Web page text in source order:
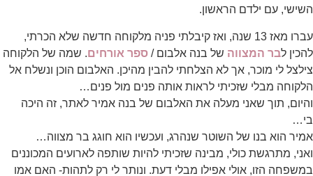
השישי, עם ילדם הראשון.
עברו מאז 13 שנה, ואז קיבלתי פניה מלקוחה חדשה שלא הכרתי,
להכין לבר המצווה של בנה אלבום / ספר אורחים. שמה של הלקוחה
צילצל לי מוכר, אך לא הצלחתי להבין מהיכן. האלבום הוכן ונשלח אל
הלקוחה מבלי שזכיתי לראות אותה פנים מול פנים…
והיום, תוך שאני מעלה את האלבום של בנה אמיר לאתר, זה היכה
בי…
אמיר הוא בנו של השוטר שנהרג, ועכשיו הוא חוגג בר מצווה…
ואני, מתרגשת כולי, מבינה שזכיתי להיות שותפה לארועים המכוננים
במשפחה הזו, אולי אפילו מבלי דעת. ונותר לי רק לתהות- האם אמו